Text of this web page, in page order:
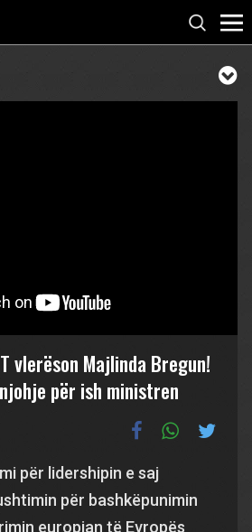
vlerëson Majlinda Bregun!
për ish ministren
për lidershipin e saj
për bashkëpunimin
europian të Evropës